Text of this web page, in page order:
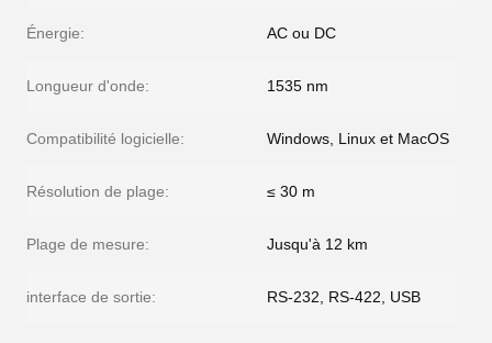
Énergie: AC ou DC
Longueur d'onde: 1535 nm
Compatibilité logicielle: Windows, Linux et MacOS
Résolution de plage: ≤ 30 m
Plage de mesure: Jusqu'à 12 km
interface de sortie: RS-232, RS-422, USB